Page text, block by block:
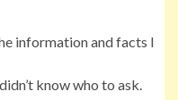
information and facts I
know who to ask.